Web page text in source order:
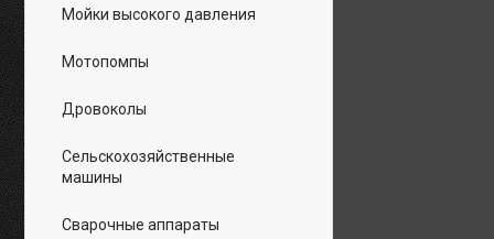
Мойки высокого давления
Мотопомпы
Дровоколы
Сельскохозяйственные
машины
Сварочные аппараты